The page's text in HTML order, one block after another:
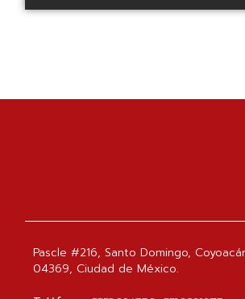
Pascle #216, Santo Domingo,
04369, Ciudad de México.